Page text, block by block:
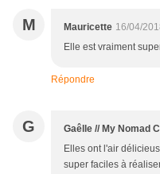
M Mauricette 16/04/
Elle est vraiment
Répondre
G Gaêlle // My Nomad
Elles ont l'air
super faciles à